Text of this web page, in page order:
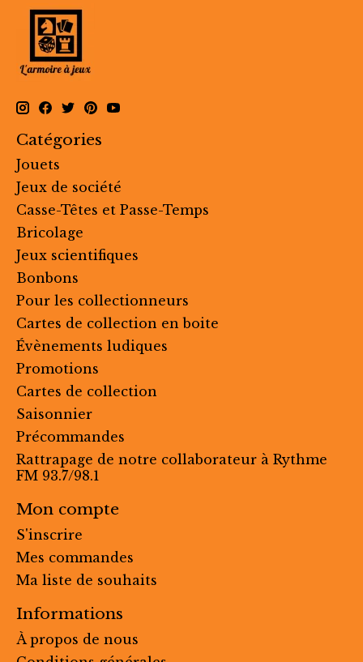
Catégories
Jouets
Jeux de société
Casse-Têtes et Passe-Temps
Bricolage
Jeux scientifiques
Bonbons
Pour les collectionneurs
Cartes de collection en boite
Évènements ludiques
Promotions
Cartes de collection
Saisonnier
Précommandes
Rattrapage de notre collaborateur à Rythme
FM 93.7/98.1
Mon compte
S'inscrire
Mes commandes
Ma liste de souhaits
Informations
À propos de nous